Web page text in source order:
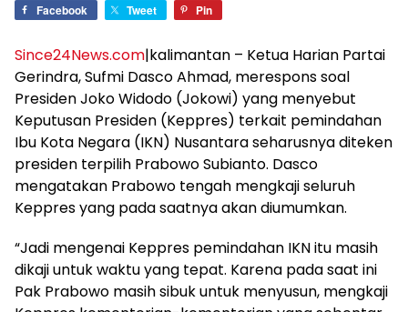
Facebook Tweet Pin
Since24News.com|kalimantan – Ketua Harian Partai
Gerindra, Sufmi Dasco Ahmad, merespons soal
Presiden Joko Widodo (Jokowi) yang menyebut
Keputusan Presiden (Keppres) terkait pemindahan
Ibu Kota Negara (IKN) Nusantara seharusnya diteken
presiden terpilih Prabowo Subianto. Dasco
mengatakan Prabowo tengah mengkaji seluruh
Keppres yang pada saatnya akan diumumkan.
“Jadi mengenai Keppres pemindahan IKN itu masih
dikaji untuk waktu yang tepat. Karena pada saat ini
Pak Prabowo masih sibuk untuk menyusun, mengkaji